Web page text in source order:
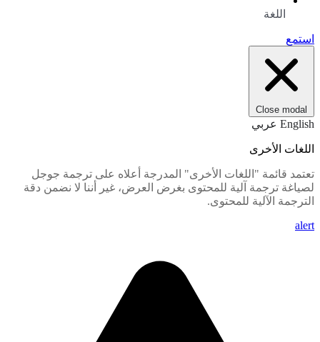
اللغة
استمع
Close modal
English عربي
اللغات الأخرى
تعتمد قائمة "اللغات الأخرى" المدرجة أعلاه على ترجمة جوجل
لصياغة ترجمة آلية للمحتوى بغرض العرض، غير أننا لا نضمن دقة
الترجمة الآلية للمحتوى.
alert